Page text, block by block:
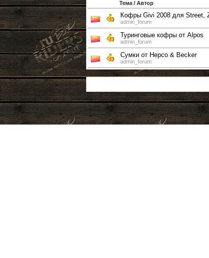
Тема / Автор
Кофры Givi 2008 для Street,
admin_forum
Туринговые кофры от Alpos
admin_forum
Сумки от Hepco & Becker
admin_forum